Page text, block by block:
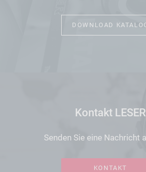
DOWNLOAD
Kontakt LESER
Senden Sie eine Nachricht
KONTAKT